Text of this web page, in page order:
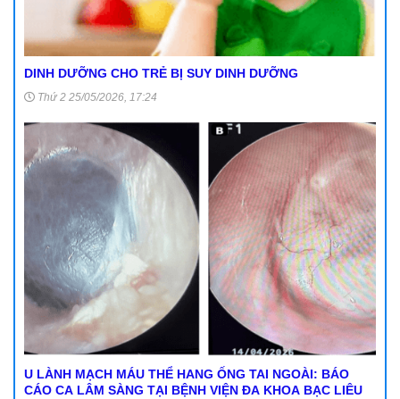
DINH DƯỠNG CHO TRẺ BỊ SUY DINH DƯỠNG
Thứ 2 25/05/2026, 17:24
U LÀNH MẠCH MÁU THỂ HANG ỐNG TAI NGOÀI: BÁO
CÁO CA LÂM SÀNG TẠI BỆNH VIỆN ĐA KHOA BẠC LIÊU